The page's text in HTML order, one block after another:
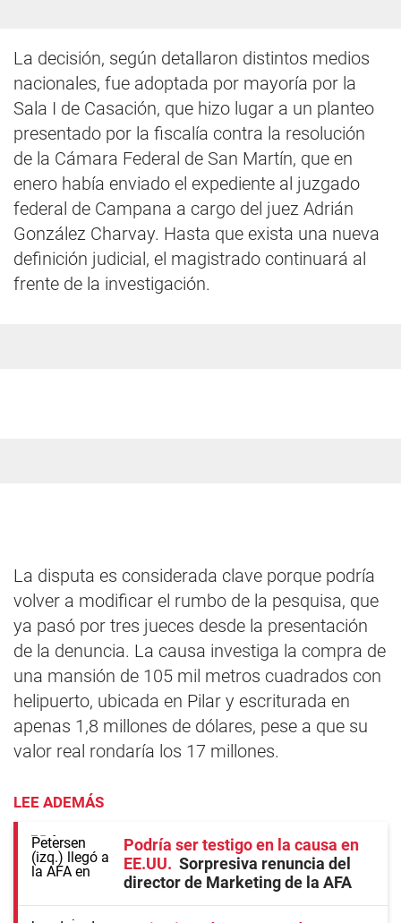
La decisión, según detallaron distintos medios
nacionales, fue adoptada por mayoría por la
Sala I de Casación, que hizo lugar a un planteo
presentado por la fiscalía contra la resolución
de la Cámara Federal de San Martín, que en
enero había enviado el expediente al juzgado
federal de Campana a cargo del juez Adrián
González Charvay. Hasta que exista una nueva
definición judicial, el magistrado continuará al
frente de la investigación.
La disputa es considerada clave porque podría
volver a modificar el rumbo de la pesquisa, que
ya pasó por tres jueces desde la presentación
de la denuncia. La causa investiga la compra de
una mansión de 105 mil metros cuadrados con
helipuerto, ubicada en Pilar y escriturada en
apenas 1,8 millones de dólares, pese a que su
valor real rondaría los 17 millones.
LEE ADEMÁS
Podría ser testigo en la causa en
EE.UU
Sorpresiva renuncia del
director de Marketing de la AFA